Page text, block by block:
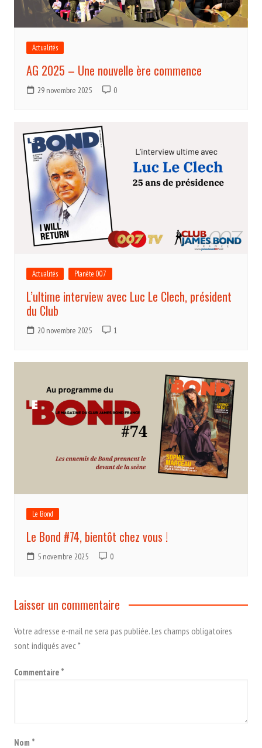
Actualités
AG 2025 – Une nouvelle ère commence
29 novembre 2025 0
Actualités Planète 007
L’ultime interview avec Luc Le Clech, président
du Club
20 novembre 2025 1
Le Bond
Le Bond #74, bientôt chez vous !
5 novembre 2025 0
Laisser un commentaire
Votre adresse e-mail ne sera pas publiée.Les champs obligatoires
sont indiqués avec*
Commentaire *
Nom *